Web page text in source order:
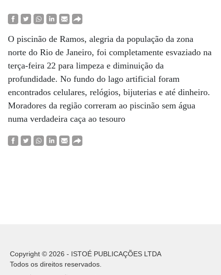
O piscinão de Ramos, alegria da população da zona
norte do Rio de Janeiro, foi completamente esvaziado na
terça-feira 22 para limpeza e diminuição da
profundidade. No fundo do lago artificial foram
encontrados celulares, relógios, bijuterias e até dinheiro.
Moradores da região correram ao piscinão sem água
numa verdadeira caça ao tesouro
Copyright © 2026 - ISTOÉ PUBLICAÇÕES LTDA
Todos os direitos reservados.